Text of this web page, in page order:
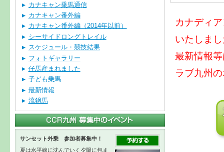
カナディ
いたしま
最新情報
ラブ九州
カナキャン乗馬通信
カナキャン番外編
カナキャン番外編（2014年以前）
シーサイドロングトレイル
スケジュール・競技結果
フォトギャラリー
仔馬産まれました
子ども乗馬
最新情報
流鏑馬
サンセット外乗 参加者募集中！
夏は水平線に沈んでいく夕陽に包ま